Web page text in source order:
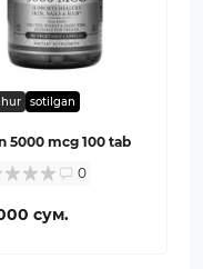
sotilgan
5000 mcg 100 tab
0
сум.